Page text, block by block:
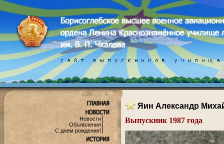
Новости
Объявления
С днем рождения!
Яин Александр
Выпускник 1987 года